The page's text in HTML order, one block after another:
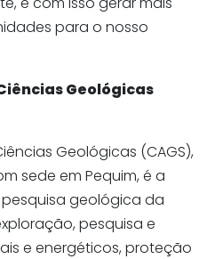
para o nosso
Geológicas
Geológicas (CAGS),
sede em Pequim, é a
geológica da
pesquisa e
e energéticos, proteção